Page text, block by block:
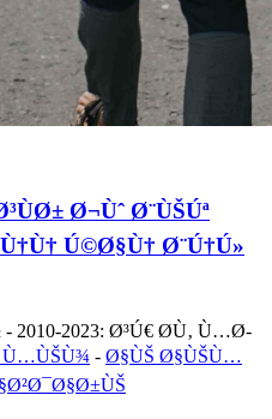
Ø¬Ùˆ Ø¨ÙŠÚª
Ú©Ø§Ù† Ø¨Ú†Ú»
2010-2023: Ø³Ú€ Ø­Ù‚ Ù…Ø­
Ù…ÙŠÙ¾ - Ø§ÙŠ Ø§ÙŠÙ…